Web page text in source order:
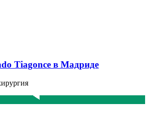
Tiagonce в Мадриде